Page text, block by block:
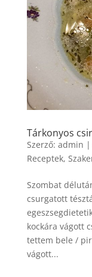
Tárkonyos
Szerző: admin |
Receptek,
Szombat
csurgatott
kockára vágott
tettem bele /
vágott...